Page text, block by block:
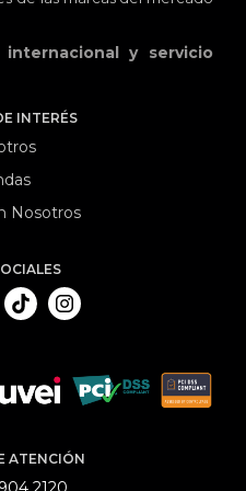
y servicio
INTERÉS
Nosotros
ATENCIÓN